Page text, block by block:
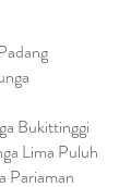
Bukittinggi
Lima Puluh
Pariaman